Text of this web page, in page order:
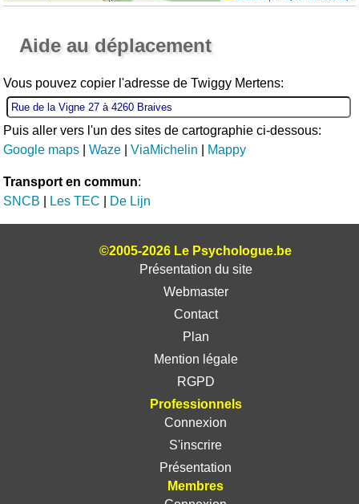
Aide au déplacement
Vous pouvez copier l'adresse de Twiggy Mertens:
Puis aller vers l'un des sites de cartographie ci-dessous:
Google maps |Waze |ViaMichelin Mappy
Transport en commun:
SNCB
Les TEC De Lijn
©2005-2026 Le Psychologue.be
Présentation du site
Webmaster
Contact
Plan
Mention légale
RGPD
Professionnels
Connexion
S'inscrire
Présentation
Membres